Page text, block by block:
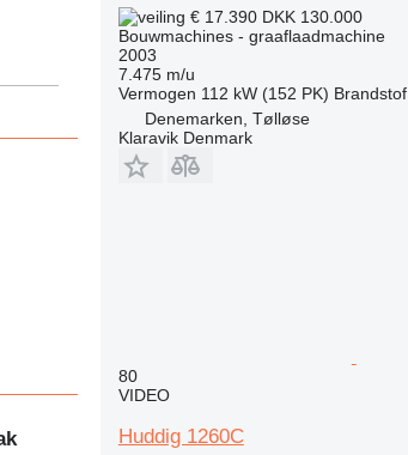
€ 17.390 DKK 130.000
Bouwmachines - graaflaadmachine
2003
7.475 m/u
Vermogen 112 kW (152 PK) Brandstof
Denemarken, Tølløse
Klaravik Denmark
80
VIDEO
Huddig 1260C